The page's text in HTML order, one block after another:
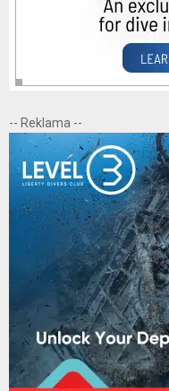
-- Reklama --